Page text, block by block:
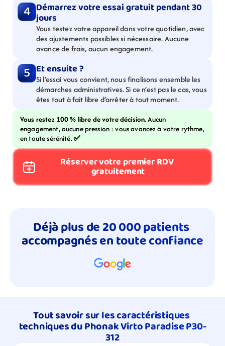
4 Démarrez votre essai gratuit pendant 30
jours
Vous testez votre appareil dans votre quotidien, avec
des ajustements possibles si nécessaire. Aucune
avance de frais, aucun engagement.
5 Et ensuite ?
Si l’essai vous convient, nous finalisons ensemble les
démarches administratives. Si ce n’est pas le cas, vous
êtes tout à fait libre d’arrêter à tout moment.
Vous restez 100 % libre de votre décision. Aucun
engagement, aucune pression : vous avancez à votre rythme,
en toute sérénité. ✅
Réserver votre premier RDV
gratuitement
Déjà plus de 20 000 patients
accompagnés en toute confiance
Tout savoir sur les caractéristiques
techniques du Phonak Virto Paradise P30-
312